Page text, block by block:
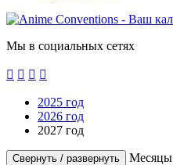
Мы в социальных сетях
   
2025 год
2026 год
2027 год
Свернуть / развернуть Месяцы